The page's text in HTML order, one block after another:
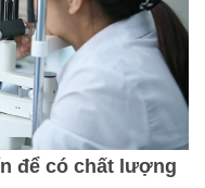
để có chất lượng